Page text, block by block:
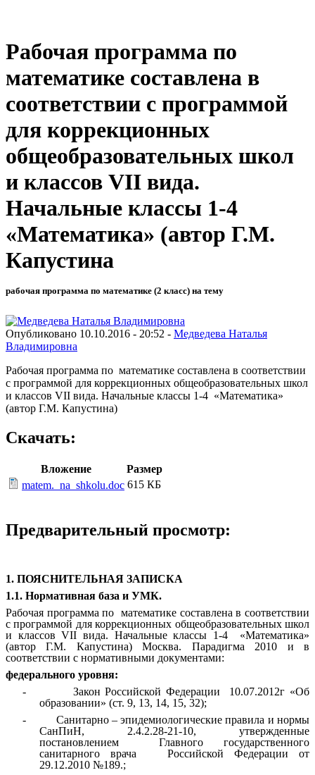
Рабочая программа по
математике составлена в
соответствии с программой
для коррекционных
общеобразовательных школ
и классов VII вида.
Начальные классы 1-4
«Математика» (автор Г.М.
Капустина
рабочая программа по математике (2 класс) на тему
Опубликовано 10.10.2016 - 20:52 - Медведева Наталья
Владимировна
Рабочая программа по математике составлена в соответствии
с программой для коррекционных общеобразовательных школ
и классов VII вида. Начальные классы 1-4 «Математика»
(автор Г.М. Капустина)
Скачать:
Вложение
Размер
matem._na_shkolu.doc 615 КБ
Предварительный просмотр:
1. ПОЯСНИТЕЛЬНАЯ ЗАПИСКА
1.1. Нормативная база и УМК.
Рабочая программа по математике составлена в соответствии
с программой для коррекционных общеобразовательных школ
и классов VII вида. Начальные классы 1-4 «Математика»
(автор Г.М. Капустина) Москва. Парадигма 2010 и в
соответствии с нормативными документами:
федерального уровня:
- Закон Российской Федерации 10.07.2012г «Об
образовании» (ст. 9, 13, 14, 15, 32);
- Санитарно – эпидемиологические правила и нормы
СанПиН, 2.4.2.28-21-10, утвержденные
постановлением Главного государственного
санитарного врача Российской Федерации от
29.12.2010 №189.;